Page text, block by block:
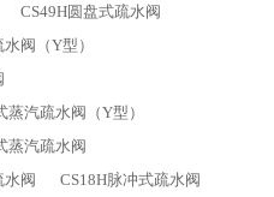
CS49H圆盘式疏水阀
阀（Y型）
蒸汽疏水阀（Y型）
蒸汽疏水阀
水阀
CS18H脉冲式疏水阀